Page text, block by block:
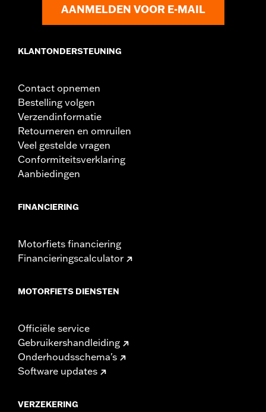
AANMELDEN VOOR E-MAIL
KLANTONDERSTEUNING
Contact opnemen
Bestelling volgen
Verzendinformatie
Retourneren en omruilen
Veel gestelde vragen
Conformiteitsverklaring
Aanbiedingen
FINANCIERING
Motorfiets financiering
Financieringscalculator
MOTORFIETS DIENSTEN
Officiële service
Gebruikershandleiding
Onderhoudsschema's
Software updates
VERZEKERING